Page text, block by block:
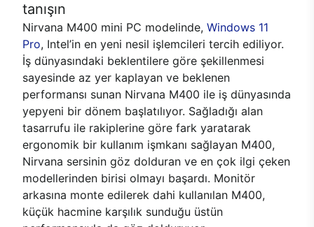
tanışın
Nirvana M400 mini PC modelinde, Windows 11
Pro, Intel’in en yeni nesil işlemcileri tercih ediliyor.
İş dünyasındaki beklentilere göre şekillenmesi
sayesinde az yer kaplayan ve beklenen
performansı sunan Nirvana M400 ile iş dünyasında
yepyeni bir dönem başlatılıyor. Sağladığı alan
tasarrufu ile rakiplerine göre fark yaratarak
ergonomik bir kullanım işmkanı sağlayan M400,
Nirvana sersinin göz dolduran ve en çok ilgi çeken
modellerinden birisi olmayı başardı. Monitör
arkasına monte edilerek dahi kullanılan M400,
küçük hacmine karşılık sunduğu üstün